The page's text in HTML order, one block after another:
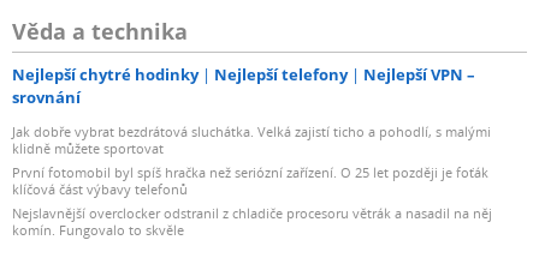
Věda a technika
Nejlepší chytré hodinky Nejlepší telefony
Nejlepší VPN –
srovnání
Jak dobře vybrat bezdrátová sluchátka. Velká zajistí ticho a pohodlí, s malými
klidně můžete sportovat
První fotomobil byl spíš hračka než seriózní zařízení. O 25 let později je foťák
klíčová část výbavy telefonů
Nejslavnější overclocker odstranil z chladiče procesoru větrák a nasadil na něj
komín. Fungovalo to skvěle